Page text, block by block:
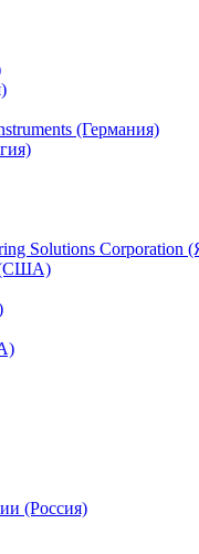
(Германия)
Solutions Corporation
(США)
(Россия)